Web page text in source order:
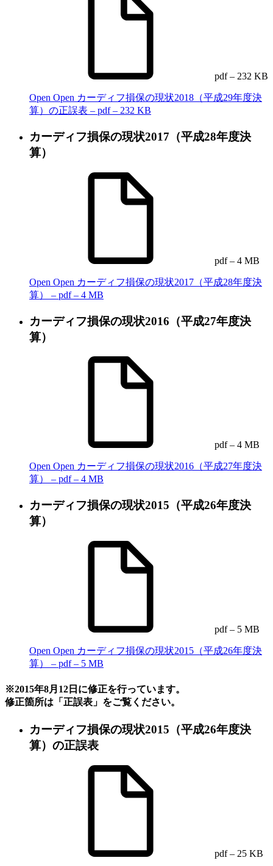
pdf – 232 KB
Open Open カーディフ損保の現状2018（平成29年度決
算）の正誤表 – pdf – 232 KB
カーディフ損保の現状2017（平成28年度決
算）
pdf – 4 MB
Open Open カーディフ損保の現状2017（平成28年度決
算） – pdf – 4 MB
カーディフ損保の現状2016（平成27年度決
算）
pdf – 4 MB
Open Open カーディフ損保の現状2016（平成27年度決
算） – pdf – 4 MB
カーディフ損保の現状2015（平成26年度決
算）
pdf – 5 MB
Open Open カーディフ損保の現状2015（平成26年度決
算） – pdf – 5 MB
※2015年8月12日に修正を行っています。
修正箇所は「正誤表」をご覧ください。
カーディフ損保の現状2015（平成26年度決
算）の正誤表
pdf – 25 KB